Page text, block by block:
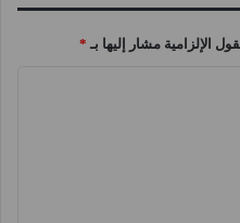
الإلزامية مشار إليها بـ *